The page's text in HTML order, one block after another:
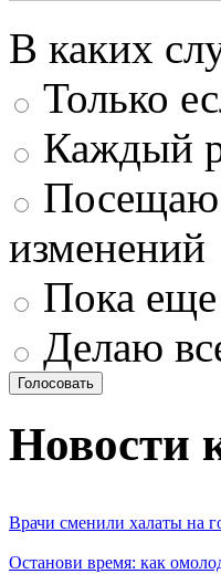
В каких
Только
Каждый
Посещаю
изменений
Пока еще
Делаю
Новости
Врачи сменили халаты на
Останови время: как